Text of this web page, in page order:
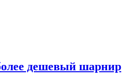
дешевый шарнир